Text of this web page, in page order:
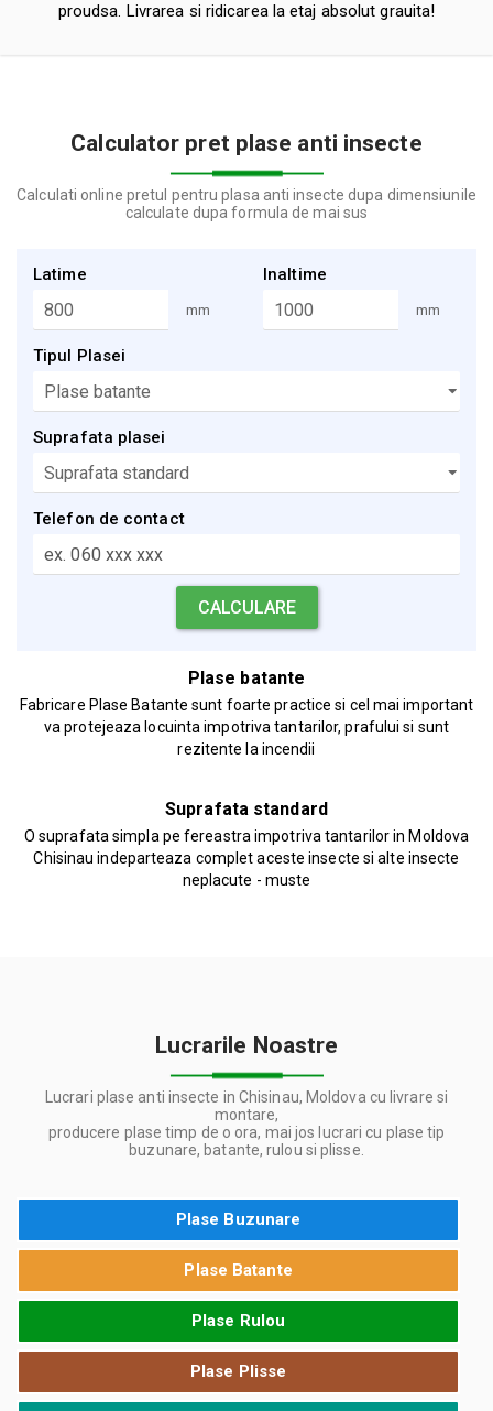
proudsa. Livrarea si ridicarea la etaj absolut grauita!
Calculator pret plase anti insecte
Calculati online pretul pentru plasa anti insecte dupa dimensiunile
calculate dupa formula de mai sus
Latime
mm
Inaltime
mm
Tipul Plasei
Suprafata plasei
Telefon de contact
Plase batante
Fabricare Plase Batante sunt foarte practice si cel mai important
va protejeaza locuinta impotriva tantarilor, prafului si sunt
rezitente la incendii
Suprafata standard
O suprafata simpla pe fereastra impotriva tantarilor in Moldova
Chisinau indeparteaza complet aceste insecte si alte insecte
neplacute - muste
Lucrarile Noastre
Lucrari plase anti insecte in Chisinau, Moldova cu livrare si
montare,
producere plase timp de o ora, mai jos lucrari cu plase tip
buzunare, batante, rulou si plisse.
Plase Buzunare
Plase Batante
Plase Rulou
Plase Plisse